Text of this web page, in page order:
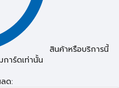
สินค้าหรือบริการนี้
าร์ดเท่านั้น
ด: